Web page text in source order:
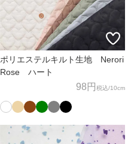
ポリエステルキルト生地 Nerori
Rose ハート
98円 税込/10cm